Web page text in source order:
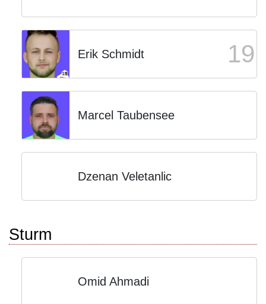
Erik Schmidt 19
Marcel Taubensee
Dzenan Veletanlic
Sturm
Omid Ahmadi